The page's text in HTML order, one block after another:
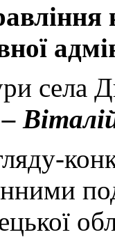
села